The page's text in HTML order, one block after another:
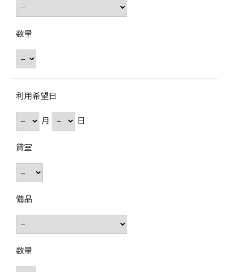
数量
利用希望日
月
日
貸室
備品
数量